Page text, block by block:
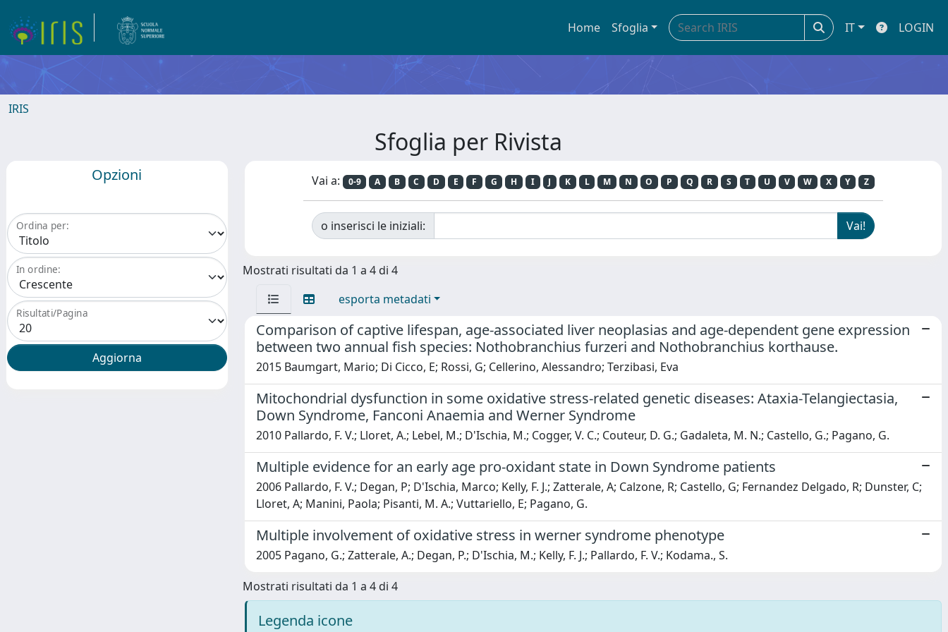
Home Sfoglia IT LOGIN
IRIS
Sfoglia per Rivista
Opzioni
Ordina per:
In ordine:
Risultati/Pagina
Vai a: 0-9 A B C D E F G H I J K L M N O P Q R S T U V W X Y Z
o inserisci le iniziali:
Mostrati risultati da 1 a 4 di 4
esporta metadati
Comparison of captive lifespan, age-associated liver neoplasias and age-dependent gene expression
between two annual fish species: Nothobranchius furzeri and Nothobranchius korthause.
2015 Baumgart, Mario; Di Cicco, E; Rossi, G; Cellerino, Alessandro; Terzibasi, Eva
Mitochondrial dysfunction in some oxidative stress-related genetic diseases: Ataxia-Telangiectasia,
Down Syndrome, Fanconi Anaemia and Werner Syndrome
2010 Pallardo, F. V.; Lloret, A.; Lebel, M.; D'Ischia, M.; Cogger, V. C.; Couteur, D. G.; Gadaleta, M. N.; Castello, G.; Pagano, G.
Multiple evidence for an early age pro-oxidant state in Down Syndrome patients
2006 Pallardo, F. V.; Degan, P; D'Ischia, Marco; Kelly, F. J.; Zatterale, A; Calzone, R; Castello, G; Fernandez Delgado, R; Dunster, C;
Lloret, A; Manini, Paola; Pisanti, M. A.; Vuttariello, E; Pagano, G.
Multiple involvement of oxidative stress in werner syndrome phenotype
2005 Pagano, G.; Zatterale, A.; Degan, P.; D'Ischia, M.; Kelly, F. J.; Pallardo, F. V.; Kodama., S.
Mostrati risultati da 1 a 4 di 4
Legenda icone